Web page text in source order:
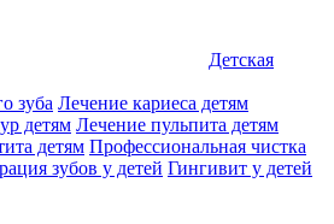
Детская
зуба Лечение кариеса детям
детям Лечение пульпита детям
детям Профессиональная чистка
зубов у детей Гингивит у детей